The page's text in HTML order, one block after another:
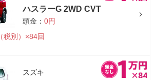
ハスラーG 2WD CVT
頭金： 0円
税別）×84回
スズキ